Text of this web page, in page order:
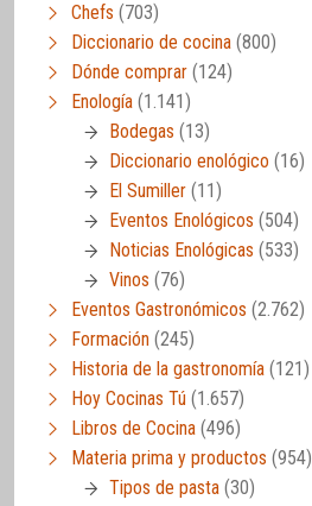
Chefs (703)
Diccionario de cocina (800)
Dónde comprar (124)
Enología (1.141)
Bodegas (13)
Diccionario enológico (16)
El Sumiller (11)
Eventos Enológicos (504)
Noticias Enológicas (533)
Vinos (76)
Eventos Gastronómicos (2.762)
Formación (245)
Historia de la gastronomía (121)
Hoy Cocinas Tú (1.657)
Libros de Cocina (496)
Materia prima y productos (954)
Tipos de pasta (30)